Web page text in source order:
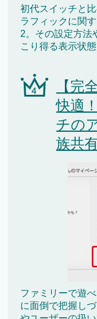
初代スイッチと
ラフィックに関
2。その設定方法
こり得る表示状態
【完
快適
チの
族共
ファミリーで遊
に面倒で把握し